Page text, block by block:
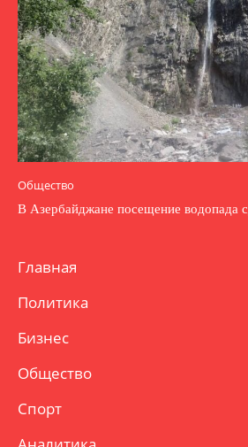
Общество
В Азербайджане посещение водопада
Главная
Политика
Бизнес
Общество
Спорт